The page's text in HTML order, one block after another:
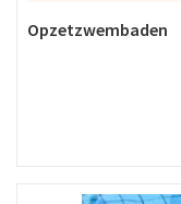
Opzetzwembaden